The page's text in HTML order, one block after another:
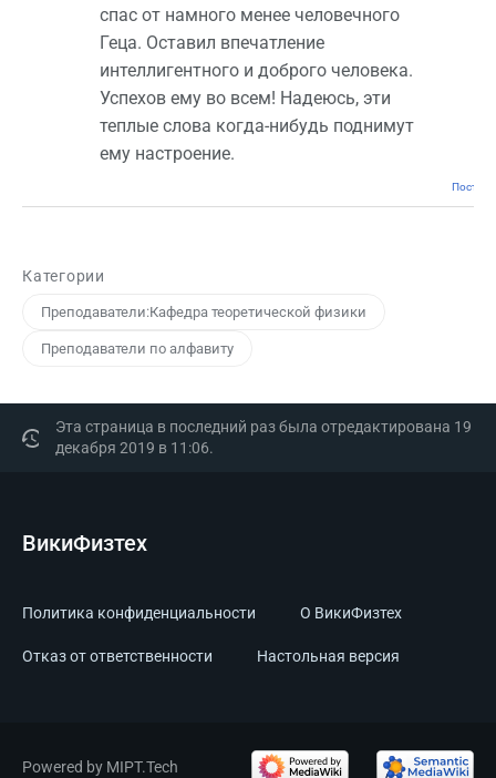
спас от намного менее человечного
Геца. Оставил впечатление
интеллигентного и доброго человека.
Успехов ему во всем! Надеюсь, эти
теплые слова когда-нибудь поднимут
ему настроение.
Категории
Преподаватели:Кафедра теоретической физики
Преподаватели по алфавиту
Эта страница в последний раз была отредактирована 19
декабря 2019 в 11:06.
ВикиФизтех
Политика конфиденциальности О ВикиФизтех
Отказ от ответственности Настольная версия
Powered by MIPT.Tech